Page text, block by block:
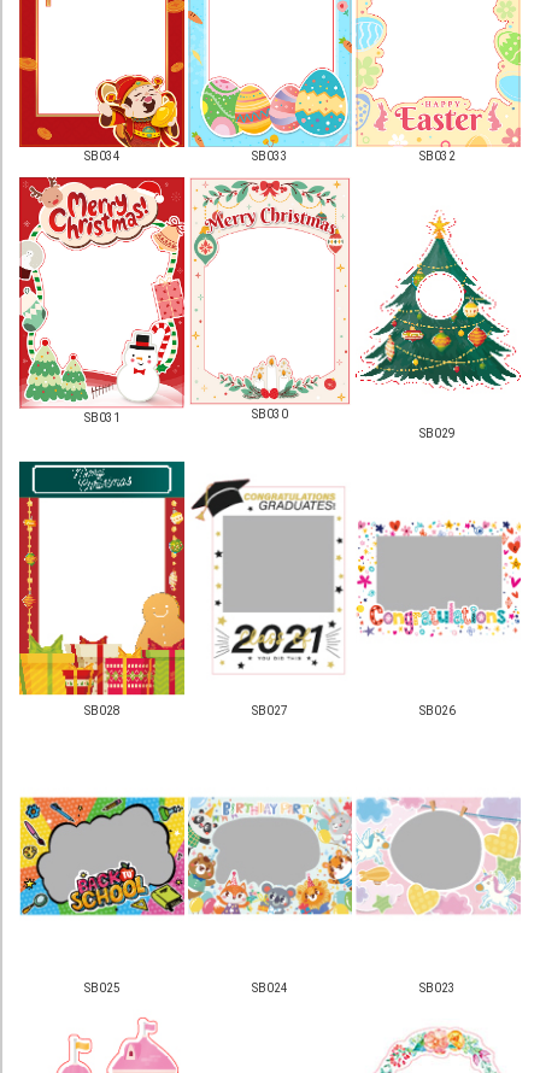
防水貼紙
海報
油畫
系 列
零售專區
零售-紙箱及包裝
選舉印刷/選舉噴畫
學校印刷專區
本地知名創作品牌
及插畫師聯乘系列
T shirt 訂製
T 恤定製 | 潮 T 發售
增值服務
郵政通函 / 封貼
印刷品後加工
付款方法
取貨方式
SB034 SB033 SB032
SB031
SB030
SB029
SB028 SB027 SB026
SB025 SB024 SB023